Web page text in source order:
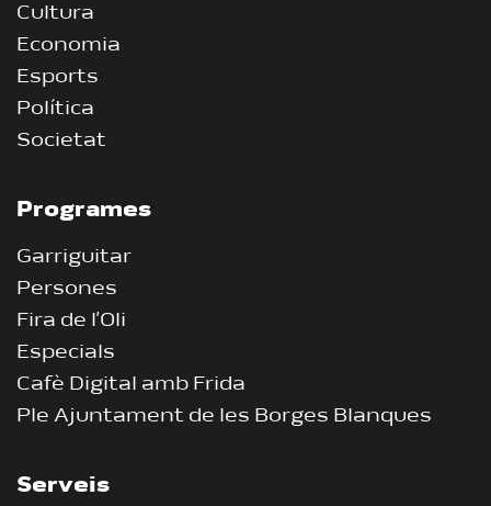
Cultura
Economia
Esports
Política
Societat
Programes
Garriguitar
Persones
Fira de l’Oli
Especials
Cafè Digital amb Frida
Ple Ajuntament de les Borges Blanques
Serveis